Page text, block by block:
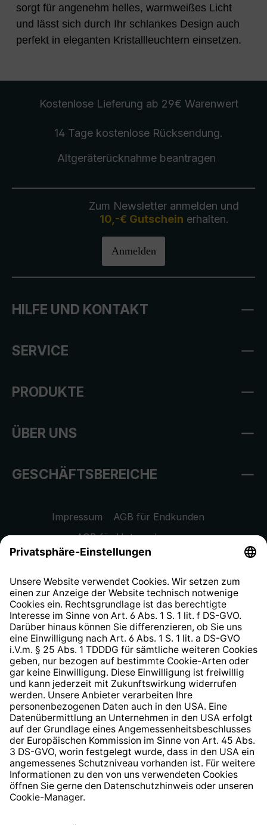
sorgt für angenehm helles, warmweißes Licht
und lässt sich durch Ihr schlankes Design auch
perfekt in eleganten Kristallleuchtern einsetzen.
Kostenlose Lieferung ab 29€ Warenwert
14 Tage kostenlose Rücksendung.
Altgeräterücknahmebeantragen
Zum Newsletter anmelden und
10,-€ Gutschein erhalten.
Anmelden
HILFE UND KONTAKT
SERVICE
PRODUKTE
ÜBER UNS
GESCHÄFTSBEREICHE
Impressum
AGB für Endkunden
AGB für Unternehmen
Datenschutzhinweis
Widerrufsrecht
Hinweisgeberschutzsystem
Barrierefreiheit
* Alle Preise inkl. gesetzl. Mehrwertsteuer zzgl.